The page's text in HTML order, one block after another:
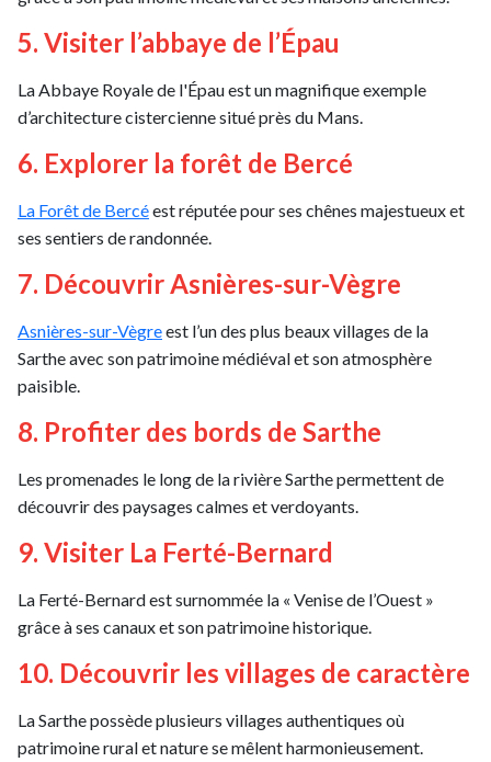
5. Visiter l’abbaye de l’Épau
La Abbaye Royale de l'Épau est un magnifique exemple
d’architecture cistercienne situé près du Mans.
6. Explorer la forêt de Bercé
La Forêt de Bercéest réputée pour ses chênes majestueux et
ses sentiers de randonnée.
7. Découvrir Asnières-sur-Vègre
Asnières-sur-Vègreest l’un des plus beaux villages de la
Sarthe avec son patrimoine médiéval et son atmosphère
paisible.
8. Profiter des bords de Sarthe
Les promenades le long de la rivière Sarthe permettent de
découvrir des paysages calmes et verdoyants.
9. Visiter La Ferté-Bernard
La Ferté-Bernard est surnommée la « Venise de l’Ouest »
grâce à ses canaux et son patrimoine historique.
10. Découvrir les villages de caractère
La Sarthe possède plusieurs villages authentiques où
patrimoine rural et nature se mêlent harmonieusement.